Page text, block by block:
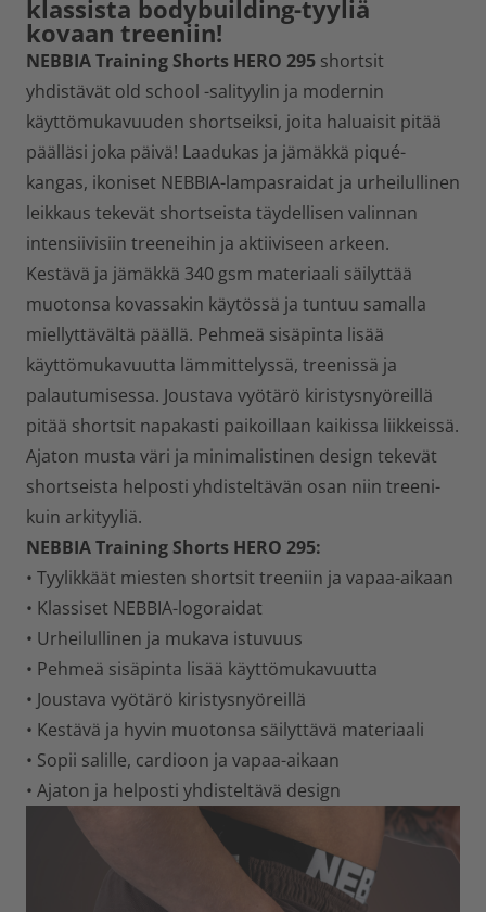
klassista bodybuilding-tyyliä
kovaan treeniin!
NEBBIA Training Shorts HERO 295 shortsit
yhdistävät old school -salityylin ja modernin
käyttömukavuuden shortseiksi, joita haluaisit pitää
päälläsi joka päivä! Laadukas ja jämäkkä piqué-
kangas, ikoniset NEBBIA-lampasraidat ja urheilullinen
leikkaus tekevät shortseista täydellisen valinnan
intensiivisiin treeneihin ja aktiiviseen arkeen.
Kestävä ja jämäkkä 340 gsm materiaali säilyttää
muotonsa kovassakin käytössä ja tuntuu samalla
miellyttävältä päällä. Pehmeä sisäpinta lisää
käyttömukavuutta lämmittelyssä, treenissä ja
palautumisessa. Joustava vyötärö kiristysnyöreillä
pitää shortsit napakasti paikoillaan kaikissa liikkeissä.
Ajaton musta väri ja minimalistinen design tekevät
shortseista helposti yhdisteltävän osan niin treeni-
kuin arkityyliä.
NEBBIA Training Shorts HERO 295:
• Tyylikkäät miesten shortsit treeniin ja vapaa-aikaan
• Klassiset NEBBIA-logoraidat
• Urheilullinen ja mukava istuvuus
• Pehmeä sisäpinta lisää käyttömukavuutta
• Joustava vyötärö kiristysnyöreillä
• Kestävä ja hyvin muotonsa säilyttävä materiaali
• Sopii salille, cardioon ja vapaa-aikaan
• Ajaton ja helposti yhdisteltävä design